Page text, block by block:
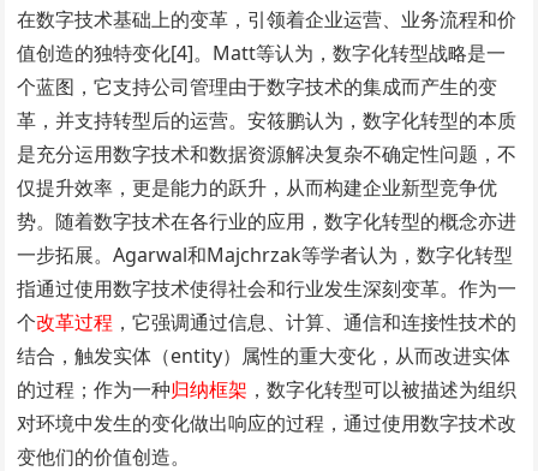
在数字技术基础上的变革，引领着企业运营、业务流程和价
值创造的独特变化[4]。Matt等认为，数字化转型战略是一
个蓝图，它支持公司管理由于数字技术的集成而产生的变
革，并支持转型后的运营。安筱鹏认为，数字化转型的本质
是充分运用数字技术和数据资源解决复杂不确定性问题，不
仅提升效率，更是能力的跃升，从而构建企业新型竞争优
势。随着数字技术在各行业的应用，数字化转型的概念亦进
一步拓展。Agarwal和Majchrzak等学者认为，数字化转型
指通过使用数字技术使得社会和行业发生深刻变革。作为一
个改革过程 ，它强调通过信息、计算、通信和连接性技术的
结合，触发实体（entity）属性的重大变化，从而改进实体
的过程；作为一种归纳框架 ，数字化转型可以被描述为组织
对环境中发生的变化做出响应的过程，通过使用数字技术改
变他们的价值创造。